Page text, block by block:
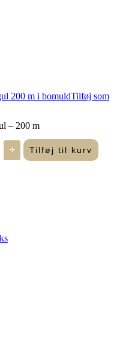
Tilføj som
– 200 m
+ Tilføj til kurv